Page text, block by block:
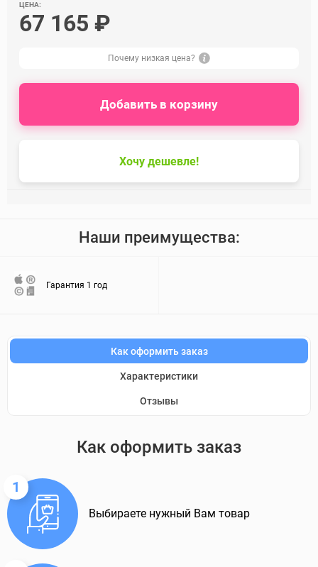
ЦЕНА:
67 165 ₽
Почему низкая цена?
Хочу дешевле!
Добавить в корзину
Наши преимущества:
Гарантия 1 год
Как оформить заказ
Характеристики
Отзывы
Как оформить заказ
1
Выбираете нужный Вам товар